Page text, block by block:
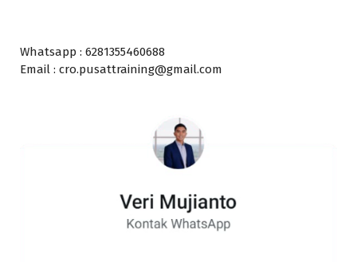
Whatsapp : 6281355460688
Email : cro.pusattraining@gmail.com